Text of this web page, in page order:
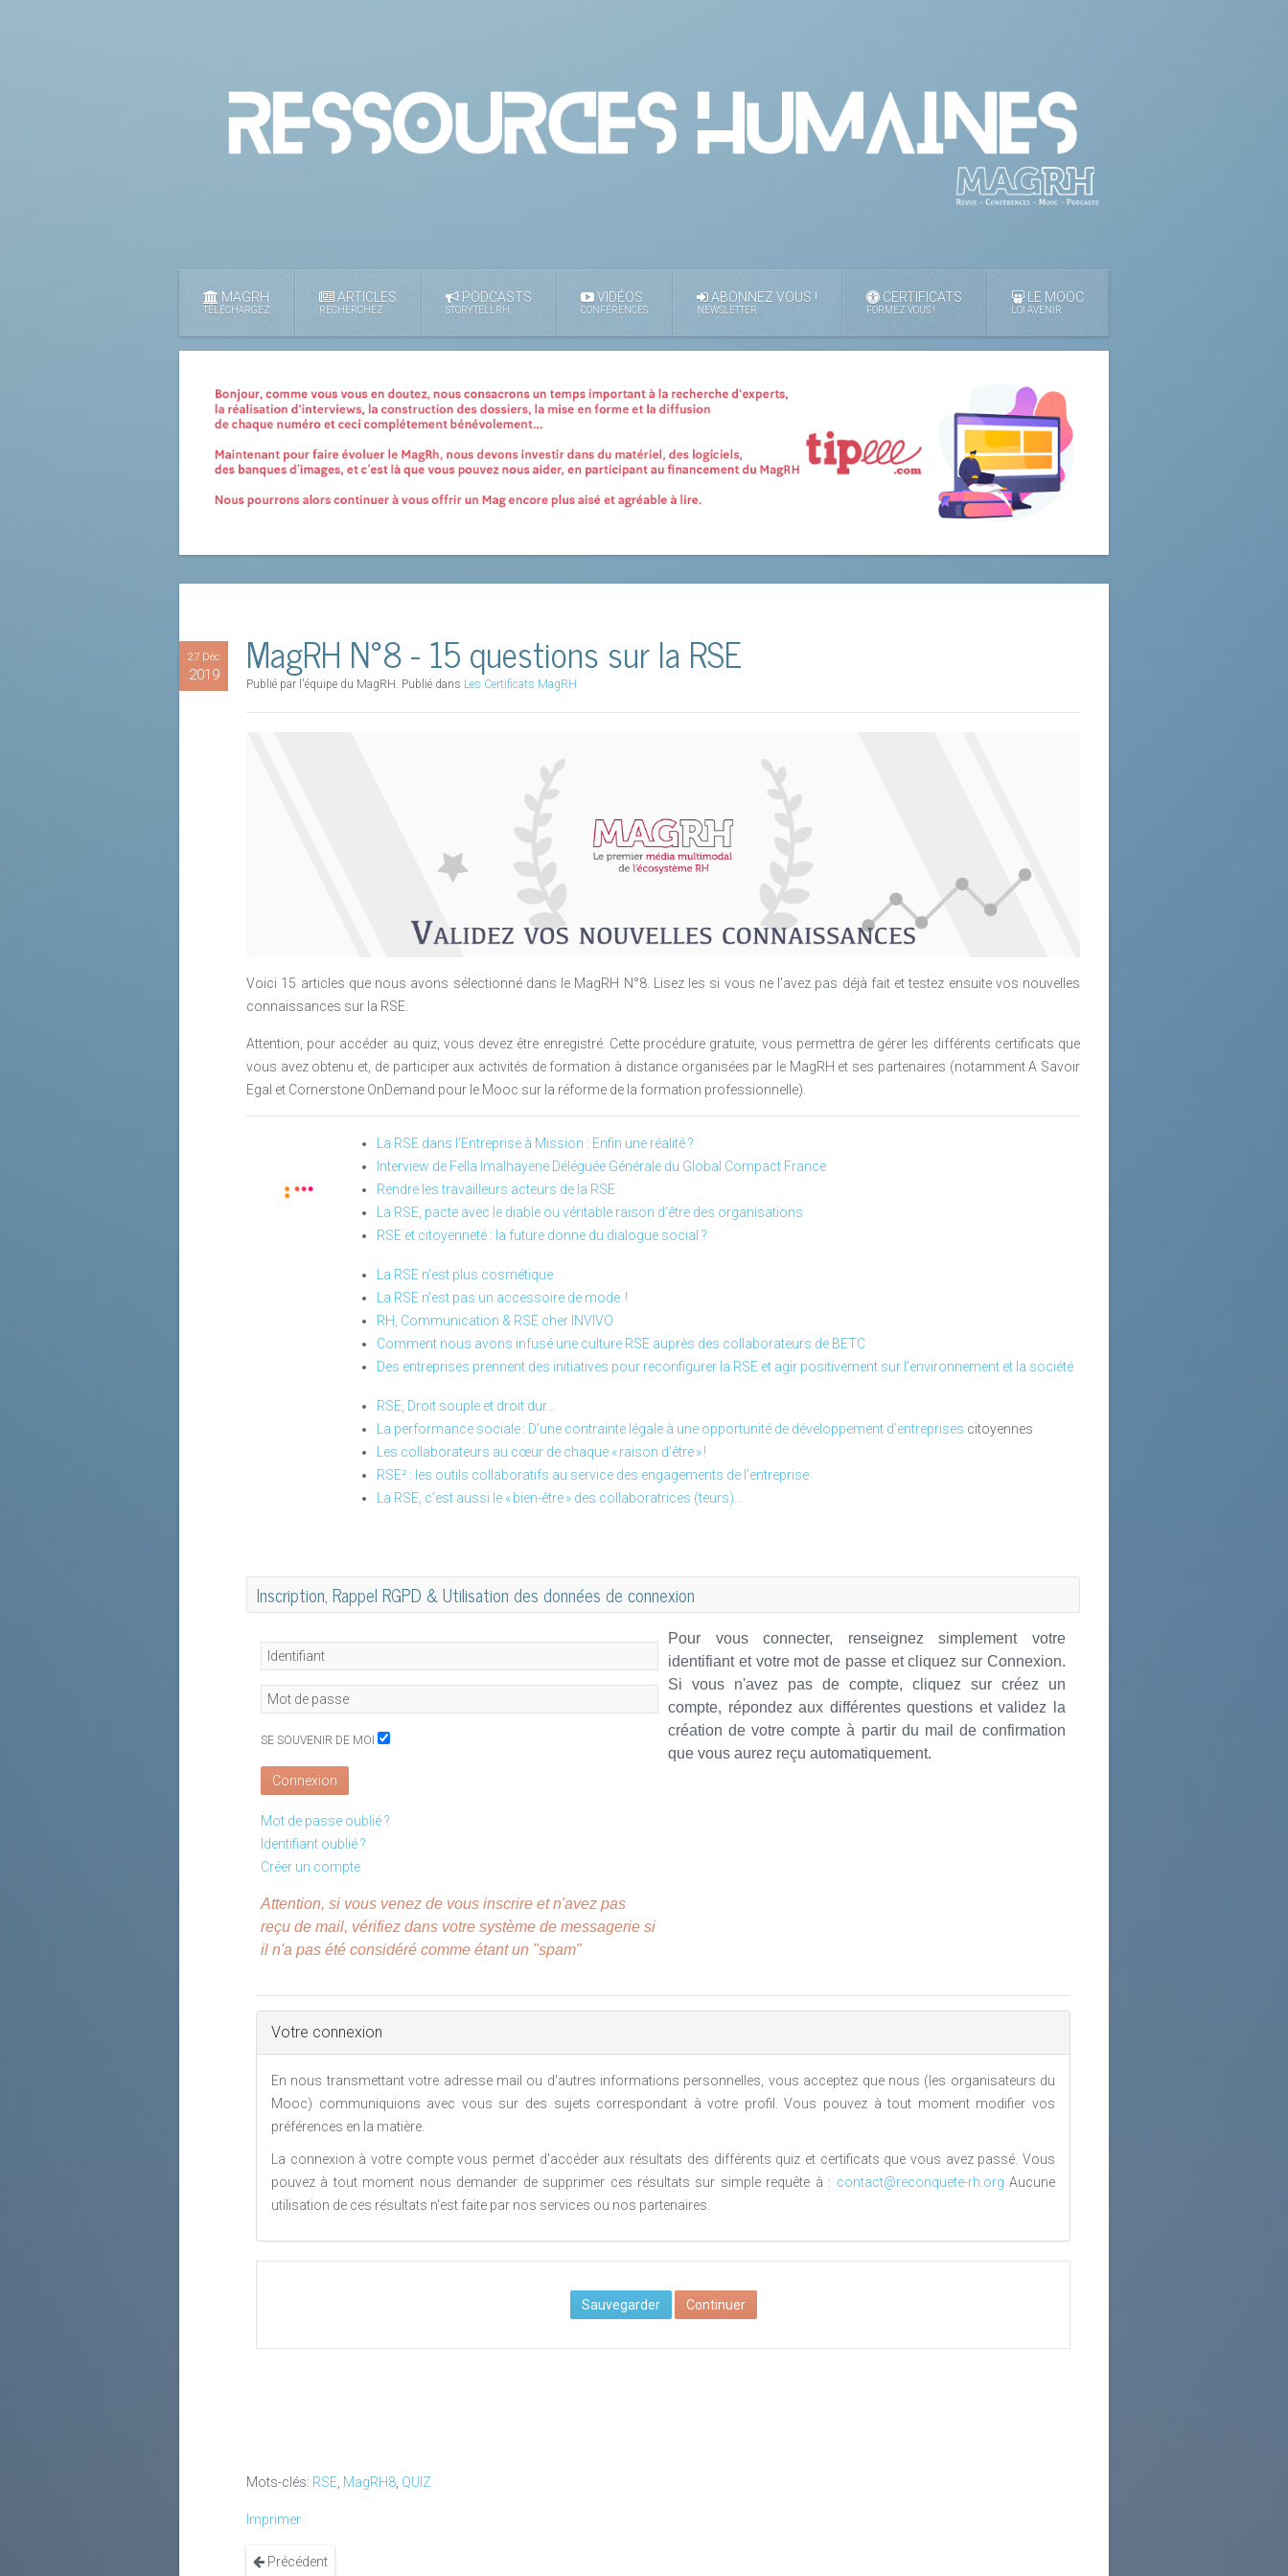
MAGRH
TÉLÉCHARGEZ
ARTICLES
RECHERCHEZ
PODCASTS
STORYTELLRH
VIDÉOS
CONFÉRENCES
ABONNEZ VOUS !
NEWSLETTER
CERTIFICATS
FORMEZ VOUS !
LE MOOC
LOI AVENIR
27 Déc
2019 MagRH N°8 - 15 questions sur la RSE
Publié par l'équipe du MagRH. Publié dans Les Certificats MagRH
Voici 15 articles que nous avons sélectionné dans le MagRH N°8. Lisez les si vous ne l'avez pas déjà fait et testez ensuite vos nouvelles
connaissances sur la RSE.
Attention, pour accéder au quiz, vous devez être enregistré. Cette procédure gratuite, vous permettra de gérer les différents certificats que
vous avez obtenu et, de participer aux activités de formation à distance organisées par le MagRH et ses partenaires (notamment A Savoir
Egal et Cornerstone OnDemand pour le Mooc sur la réforme de la formation professionnelle).
La RSE dans l’Entreprise à Mission : Enfin une réalité ?
Interview de Fella Imalhayene Déléguée Générale du Global Compact France
Rendre les travailleurs acteurs de la RSE
La RSE, pacte avec le diable ou véritable raison d’être des organisations
RSE et citoyenneté : la future donne du dialogue social ?
La RSE n’est plus cosmétique
La RSE n’est pas un accessoire de mode !
RH, Communication & RSE cher INVIVO
Comment nous avons infusé une culture RSE auprès des collaborateurs de BETC
Des entreprises prennent des initiatives pour reconfigurer la RSE et agir positivement sur l’environnement et la société
RSE, Droit souple et droit dur…
La performance sociale : D’une contrainte légale à une opportunité de développement d’entreprises citoyennes
Les collaborateurs au cœur de chaque « raison d’être » !
RSE² : les outils collaboratifs au service des engagements de l’entreprise
La RSE, c’est aussi le « bien-être » des collaboratrices (teurs)…
Inscription, Rappel RGPD & Utilisation des données de connexion
SE SOUVENIR DE MOI
Connexion
Mot de passe oublié ?
Identifiant oublié ?
Créer un compte
Attention, si vous venez de vous inscrire et n'avez pas
reçu de mail, vérifiez dans votre système de messagerie si
il n'a pas été considéré comme étant un "spam"
Pour vous connecter, renseignez simplement votre
identifiant et votre mot de passe et cliquez sur Connexion.
Si vous n'avez pas de compte, cliquez sur créez un
compte, répondez aux différentes questions et validez la
création de votre compte à partir du mail de confirmation
que vous aurez reçu automatiquement.
Votre connexion
En nous transmettant votre adresse mail ou d'autres informations personnelles, vous acceptez que nous (les organisateurs du
Mooc) communiquions avec vous sur des sujets correspondant à votre profil. Vous pouvez à tout moment modifier vos
préférences en la matière.
La connexion à votre compte vous permet d'accéder aux résultats des différents quiz et certificats que vous avez passé. Vous
pouvez à tout moment nous demander de supprimer ces résultats sur simple requête à : contact@reconquete-rh.org Aucune
utilisation de ces résultats n'est faite par nos services ou nos partenaires.
Sauvegarder Continuer
Mots-clés: RSE, MagRH8, QUIZ
Imprimer
Précédent